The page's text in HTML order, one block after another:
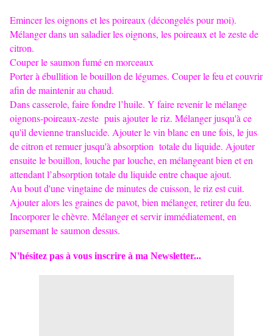
Emincer les oignons et les poireaux (décongelés pour moi).
Mélanger dans un saladier les oignons, les poireaux et le zeste de
citron.
Couper le saumon fumé en morceaux
Porter à ébullition le bouillon de légumes. Couper le feu et couvrir
afin de maintenir au chaud.
Dans casserole, faire fondre l’huile. Y faire revenir le mélange
oignons-poireaux-zeste puis ajouter le riz. Mélanger jusqu'à ce
qu'il devienne translucide. Ajouter le vin blanc en une fois, le jus
de citron et remuer jusqu'à absorption totale du liquide. Ajouter
ensuite le bouillon, louche par louche, en mélangeant bien et en
attendant l’absorption totale du liquide entre chaque ajout.
Au bout d'une vingtaine de minutes de cuisson, le riz est cuit.
Ajouter alors les graines de pavot, bien mélanger, retirer du feu.
Incorporer le chèvre. Mélanger et servir immédiatement, en
parsemant le saumon dessus.
N'hésitez pas à vous inscrire à ma Newsletter...